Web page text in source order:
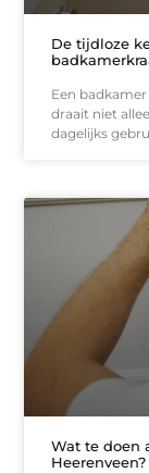
De tijdloze
Een
draait niet
dagelijks
Wat te doen
Heerenveen?